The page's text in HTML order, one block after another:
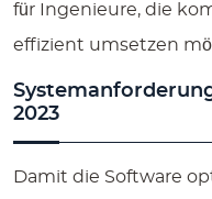
für Ingenieure, die
effizient umsetzen
2023
Damit die Software